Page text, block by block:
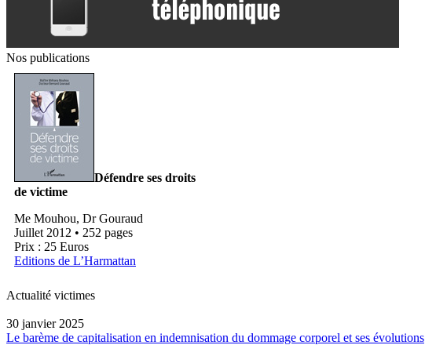
Nos publications
Défendre ses droits
de victime
Me Mouhou, Dr Gouraud
Juillet 2012 • 252 pages
Prix : 25 Euros
Editions de L’Harmattan
Actualité victimes
30 janvier 2025
Le barème de capitalisation en indemnisation du dommage corporel et ses évolutions